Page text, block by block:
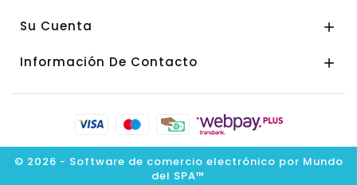
Su Cuenta 
Información De Contacto 
© 2026 - Software de comercio electrónico por Mundo
del SPA™